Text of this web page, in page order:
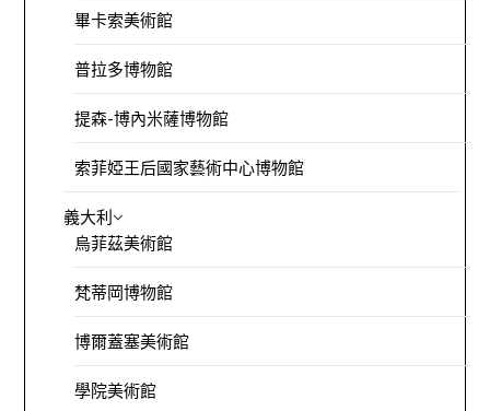
畢卡索美術館
普拉多博物館
提森-博內米薩博物館
索菲婭王后國家藝術中心博物館
義大利
烏菲茲美術館
梵蒂岡博物館
博爾蓋塞美術館
學院美術館